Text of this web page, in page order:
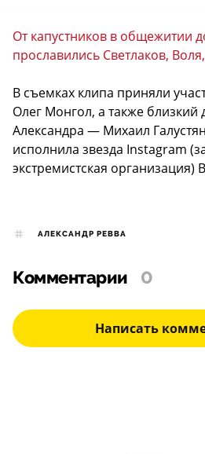
От капустников в общежитии
прославились Светлаков,
В съемках клипа приняли
Олег Монгол, а также близкий
Александра — Михаил
исполнила звезда Instagram
экстремистская организация)
АЛЕКСАНДР РЕВВА
Комментарии 0
Написать